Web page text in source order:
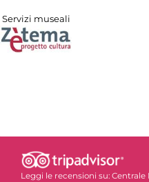
Servizi museali
Leggi le recensioni su: Centrale